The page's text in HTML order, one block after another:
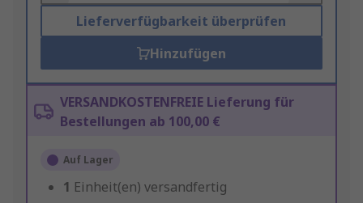
Lieferverfügbarkeit überprüfen
Hinzufügen
VERSANDKOSTENFREIE Lieferung für
Bestellungen ab 100,00 €
Auf Lager
1 Einheit(en) versandfertig